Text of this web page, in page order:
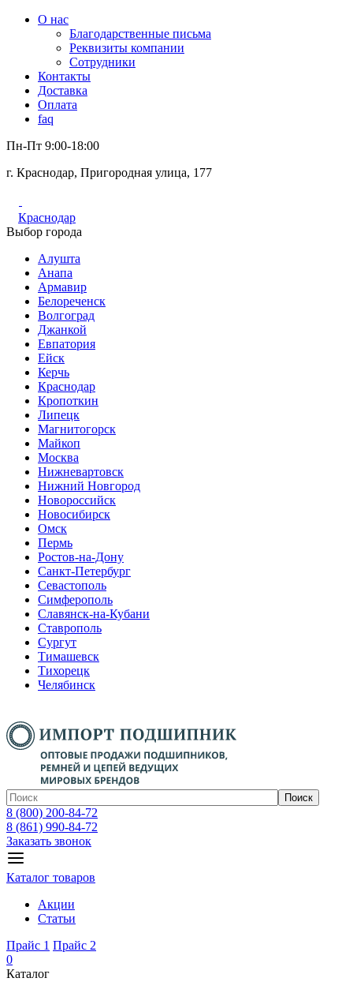
О нас
Благодарственные письма
Реквизиты компании
Сотрудники
Контакты
Доставка
Оплата
faq
Пн-Пт 9:00-18:00
г. Краснодар, Пригородная улица, 177
Краснодар
Выбор города
Алушта
Анапа
Армавир
Белореченск
Волгоград
Джанкой
Евпатория
Ейск
Керчь
Краснодар
Кропоткин
Липецк
Магнитогорск
Майкоп
Москва
Нижневартовск
Нижний Новгород
Новороссийск
Новосибирск
Омск
Пермь
Ростов-на-Дону
Санкт-Петербург
Севастополь
Симферополь
Славянск-на-Кубани
Ставрополь
Сургут
Тимашевск
Тихорецк
Челябинск
Поиск
8 (800) 200-84-72
8 (861) 990-84-72
Заказать звонок
Каталог товаров
Акции
Статьи
Прайс 1 Прайс 2
0
Каталог